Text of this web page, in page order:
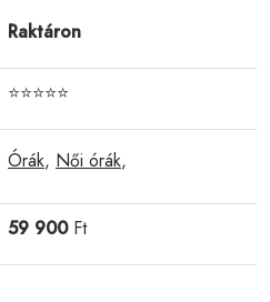
Raktáron
⭐⭐⭐⭐⭐
Órák, Női órák,
59 900Ft